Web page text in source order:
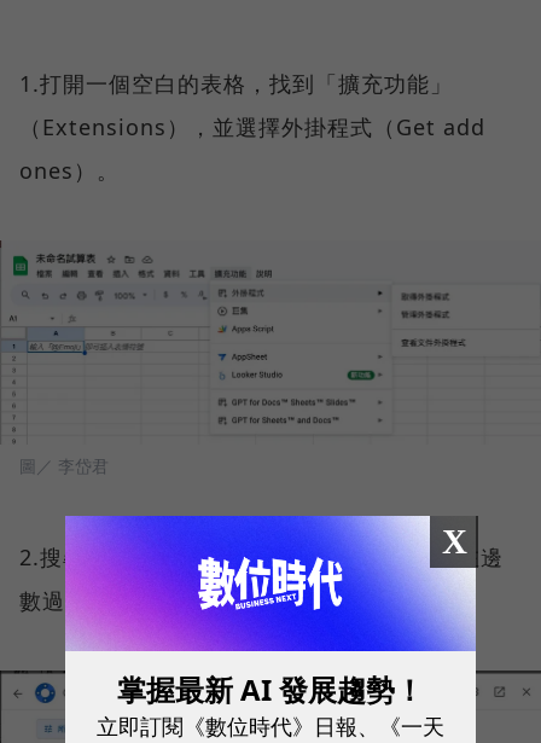
1.打開一個空白的表格，找到「擴充功能」
（Extensions），並選擇外掛程式（Get add
ones）。
圖／ 李岱君
2.搜尋「GPT for Sheets and Docs」。（左邊
數過來第二個）
X
掌握最新 AI 發展趨勢！
立即訂閱《數位時代》日報、《一天